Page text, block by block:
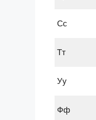
Сс
Тт
Уу
Фф